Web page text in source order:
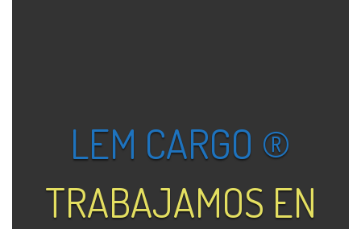
LEM CARGO ®
TRABAJAMOS EN